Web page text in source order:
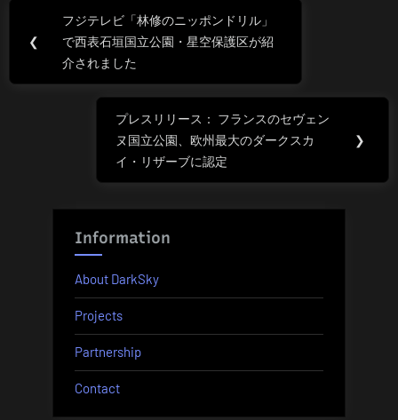
投
稿
ナ
❮
Previous
Post:
フジテレビ「林修のニッポンドリル」
で西表石垣国立公園・星空保護区が紹
介されました
Next
Post:
プレスリリース： フランスのセヴェン
ヌ国立公園、欧州最大のダークスカ
イ・リザーブに認定
❯
Information
About DarkSky
Projects
Partnership
Contact